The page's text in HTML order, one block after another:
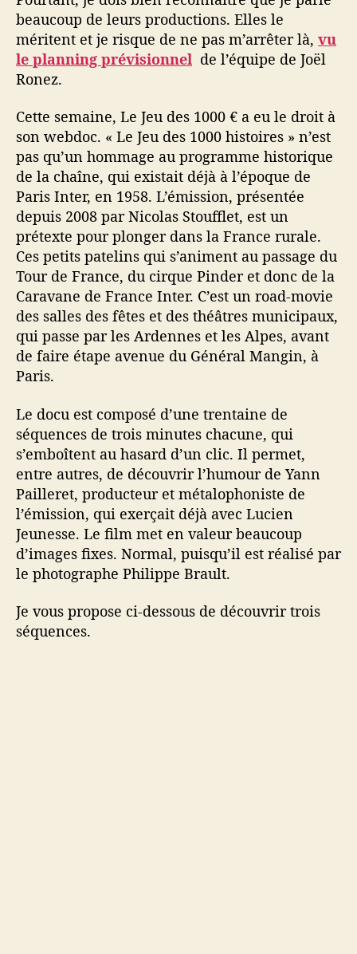
beaucoup de leurs productions. Elles le
méritent et je risque de ne pas m’arrêter là, vu
le planning prévisionnel de l’équipe de Joël
Ronez.
Cette semaine, Le Jeu des 1000 € a eu le droit à
son webdoc. « Le Jeu des 1000 histoires » n’est
pas qu’un hommage au programme historique
de la chaîne, qui existait déjà à l’époque de
Paris Inter, en 1958. L’émission, présentée
depuis 2008 par Nicolas Stoufflet, est un
prétexte pour plonger dans la France rurale.
Ces petits patelins qui s’animent au passage du
Tour de France, du cirque Pinder et donc de la
Caravane de France Inter. C’est un road-movie
des salles des fêtes et des théâtres municipaux,
qui passe par les Ardennes et les Alpes, avant
de faire étape avenue du Général Mangin, à
Paris.
Le docu est composé d’une trentaine de
séquences de trois minutes chacune, qui
s’emboîtent au hasard d’un clic. Il permet,
entre autres, de découvrir l’humour de Yann
Pailleret, producteur et métalophoniste de
l’émission, qui exerçait déjà avec Lucien
Jeunesse. Le film met en valeur beaucoup
d’images fixes. Normal, puisqu’il est réalisé par
le photographe Philippe Brault.
Je vous propose ci-dessous de découvrir trois
séquences.